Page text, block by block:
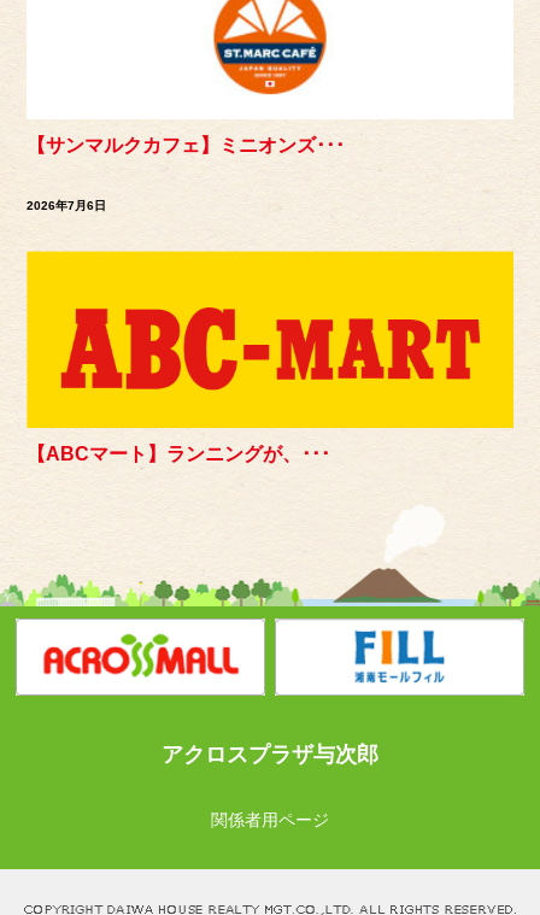
【サンマルクカフェ】ミニオンズ･･･
2026年7月6日
【ABCマート】ランニングが、･･･
アクロスプラザ与次郎
関係者用ページ